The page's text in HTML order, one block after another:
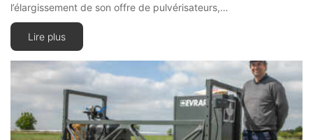
l’élargissement de son offre de pulvérisateurs,…
Lire plus